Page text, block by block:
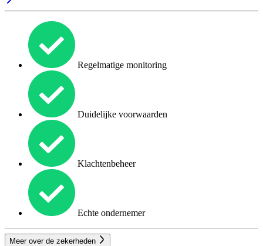
Regelmatige monitoring
Duidelijke voorwaarden
Klachtenbeheer
Echte ondernemer
Meer over de zekerheden